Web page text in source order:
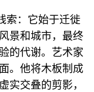
索：它始于迁徙
景和城市，最终
的代谢。艺术家
。他将木板制成
实交叠的剪影，